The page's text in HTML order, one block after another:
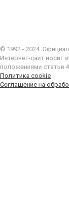
© 1992 - 2024.
Интернет-сайт носит
положениями статьи
Политика cookie
Соглашение на